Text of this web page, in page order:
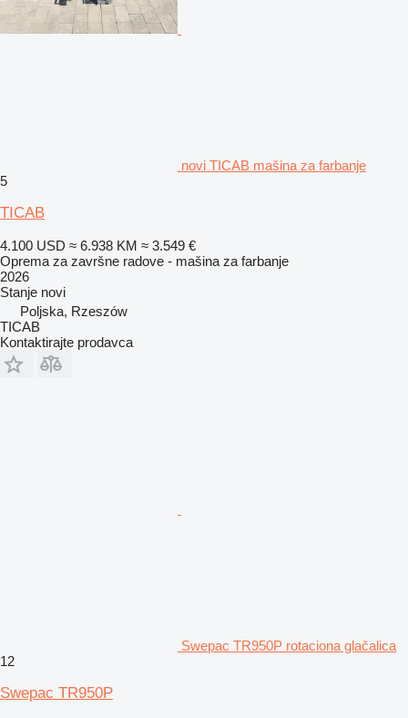
novi TICAB mašina za farbanje
5
TICAB
4.100 USD ≈ 6.938 KM ≈ 3.549 €
Oprema za završne radove - mašina za farbanje
2026
Stanje novi
Poljska, Rzeszów
TICAB
Kontaktirajte prodavca
Swepac TR950P rotaciona glačalica
12
Swepac TR950P